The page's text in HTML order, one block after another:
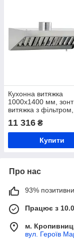
Кухонна витяжка
1000х1400 мм, зонт
витяжка з фільтром,
кухонна витяжка
пристінна, витяжний
кухонний зонт з
жировловлювачем
11 316 ₴
Купити
Про нас
93%
Працює з
м.
вул. Героїв